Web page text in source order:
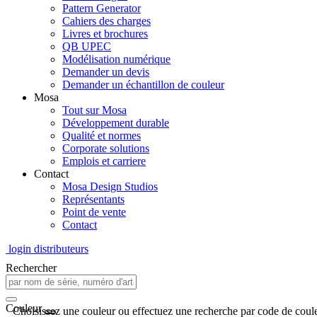
Pattern Generator
Cahiers des charges
Livres et brochures
QB UPEC
Modélisation numérique
Demander un devis
Demander un échantillon de couleur
Mosa
Tout sur Mosa
Développement durable
Qualité et normes
Corporate solutions
Emplois et carriere
Contact
Mosa Design Studios
Représentants
Point de vente
Contact
login distributeurs
Rechercher
Couleur
Choisissez une couleur ou effectuez une recherche par code de